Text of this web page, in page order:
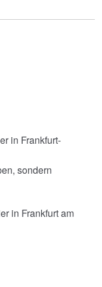
in Frankfurt-
sondern
in Frankfurt am